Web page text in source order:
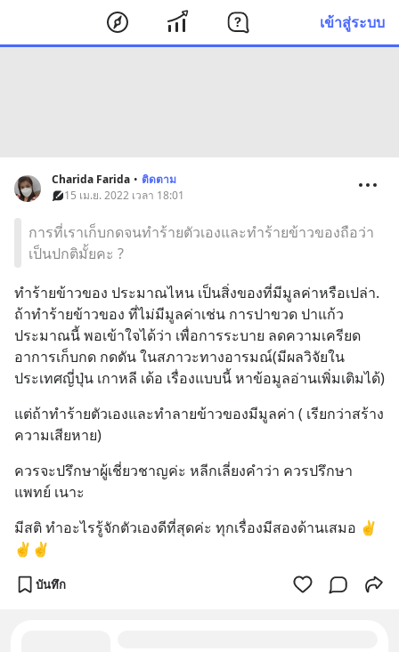
เข้าสู่ระบบ
Charida Farida • ติดตาม
15 เม.ย. 2022 เวลา 18:01
การที่เราเก็บกดจนทำร้ายตัวเองและทำร้ายข้าวของถือว่า
เป็นปกติมั้ยคะ ?
ทำร้ายข้าวของ ประมาณไหน เป็นสิ่งของที่มีมูลค่าหรือเปล่า.
ถ้าทำร้ายข้าวของ ที่ไม่มีมูลค่าเช่น การปาขวด ปาแก้ว
ประมาณนี้ พอเข้าใจได้ว่า เพื่อการระบาย ลดความเครียด
อาการเก็บกด กดดัน ในสภาวะทางอารมณ์(มีผลวิจัยใน
ประเทศญี่ปุ่น เกาหลี เด้อ เรื่องแบบนี้ หาข้อมูลอ่านเพิ่มเติมได้)
แต่ถ้าทำร้ายตัวเองและทำลายข้าวของมีมูลค่า ( เรียกว่าสร้าง
ความเสียหาย)
ควรจะปรึกษาผู้เชี่ยวชาญค่ะ หลีกเลี่ยงคำว่า ควรปรึกษา
แพทย์ เนาะ
มีสติ ทำอะไรรู้จักตัวเองดีที่สุดค่ะ ทุกเรื่องมีสองด้านเสมอ ✌️
✌️✌️
บันทึก